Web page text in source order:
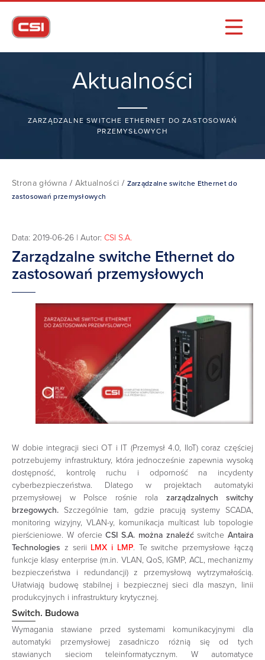
Aktualności
ZARZĄDZALNE SWITCHE ETHERNET DO ZASTOSOWAŃ
PRZEMYSŁOWYCH
Strona główna / Aktualności / Zarządzalne switche Ethernet do
zastosowań przemysłowych
Data: 2019-06-26 | Autor: CSI S.A.
Zarządzalne switche Ethernet do
zastosowań przemysłowych
W dobie integracji sieci OT i IT (Przemysł 4.0, IIoT) coraz częściej
potrzebujemy infrastruktury, która jednocześnie zapewnia wysoką
dostępność, kontrolę ruchu i odporność na incydenty
cyberbezpieczeństwa. Dlatego w projektach automatyki
przemysłowej w Polsce rośnie rola zarządzalnych switchy
brzegowych.Szczególnie tam, gdzie pracują systemy SCADA,
monitoring wizyjny, VLAN-y, komunikacja multicast lub topologie
pierścieniowe. W ofercieCSI S.A. można znaleźćswitche Antaira
Technologies z serii LMX i LMP. Te switche przemysłowe łączą
funkcje klasy enterprise (m.in. VLAN, QoS, IGMP, ACL, mechanizmy
bezpieczeństwa i redundancji) z przemysłową wytrzymałością.
Ułatwiają budowę stabilnej i bezpiecznej sieci dla maszyn, linii
produkcyjnych i infrastruktury krytycznej.
Switch. Budowa
Wymagania stawiane przed systemami komunikacyjnymi dla
automatyki przemysłowej zasadniczo różnią się od tych
stawianych sieciom teleinformatycznym. W automatyce